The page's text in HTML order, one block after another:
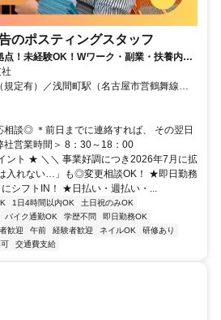
のポスティングスタッフ
！未経験OK！Wワーク・副業・扶養内も
バサダー：伊原六花さん＞◎日・週払い有
規定有）／浅間町駅（名古屋市営鶴舞線）
古屋本線/名鉄空港線）徒歩13分、亀島駅
15分、名古屋駅（JR各線・新幹線・地下
分(登録先)
相談◎ ＊前日までに連絡すれば、 その翌日
社営業時間＞ 8：30～18：00
ント ★ ＼＼ 事業好調につき2026年7月に拡
入れない…」も◎変更相談OK！ ★即日勤務
シフトIN！ ★日払い・週払い・...
1日4時間以内OK
土日祝のみOK
バイク通勤OK 学歴不問
即日勤務OK
歓迎 午前 経験者歓迎 ネイルOK
研修あり
交通費支給